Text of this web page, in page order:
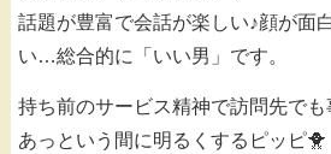
話題が豊富で会話が楽しい♪顔が面
い…総合的に「いい男」です。
持ち前のサービス精神で訪問先で
あっという間に明るくするピッピ🐥